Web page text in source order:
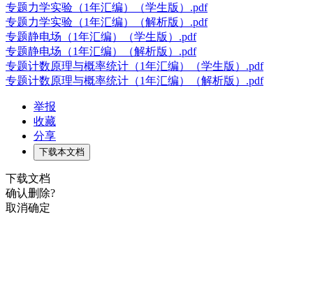
专题力学实验（1年汇编）（学生版）.pdf
专题力学实验（1年汇编）（解析版）.pdf
专题静电场（1年汇编）（学生版）.pdf
专题静电场（1年汇编）（解析版）.pdf
专题计数原理与概率统计（1年汇编）（学生版）.pdf
专题计数原理与概率统计（1年汇编）（解析版）.pdf
举报
收藏
分享
下载本文档
下载文档
确认删除?
取消确定